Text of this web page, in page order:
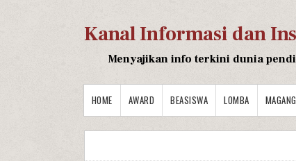
Kanal Informasi dan
Menyajikan info terkini dunia
HOME AWARD BEASISWA LOMBA MAGANG